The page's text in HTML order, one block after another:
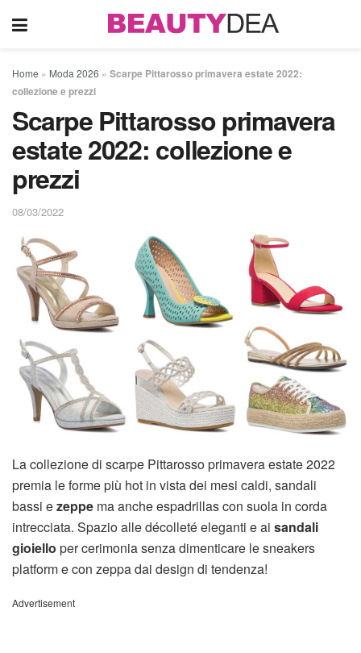
Home » Moda 2026 » Scarpe Pittarosso primavera estate 2022:
collezione e prezzi
Scarpe Pittarosso primavera
estate 2022: collezione e
prezzi
08/03/2022
La collezione di scarpe Pittarosso primavera estate 2022
premia le forme più hot in vista dei mesi caldi, sandali
bassi ezeppe ma anche espadrillas con suola in corda
intrecciata. Spazio alle décolleté eleganti e ai sandali
gioiello per cerimonia senza dimenticare le sneakers
platform e con zeppa dai design di tendenza!
Advertisement